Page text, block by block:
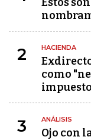
2 HACIENDA
como
3 ANÁLISIS
Ojo con